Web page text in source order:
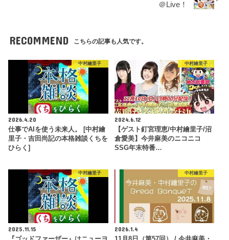
＠Live！
RECOMMEND こちらの記事も人気です。
中村繪里子
2026.4.20
仕事でAIを使う未来人。 [中村繪
里子・吉田尚記の本格雑談くちを
ひらく]
中村繪里子
2024.6.12
【ゲスト釘宮理恵/中村繪里子/沼
倉愛美】今井麻美のニコニコ
SSG年末特番…
中村繪里子
2025.11.15
中村繪里子
2026.1.4